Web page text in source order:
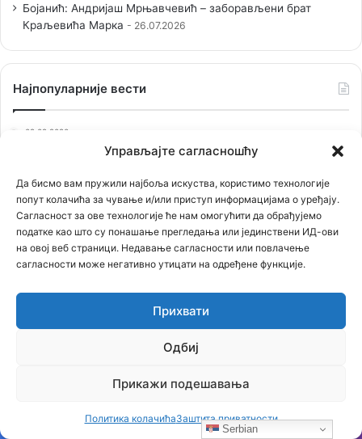
Управљајте сагласношћу
Да бисмо вам пружили најбоља искуства, користимо технологије
попут колачића за чување и/или приступ информацијама о уређају.
Сагласност за ове технологије ће нам омогућити да обрађујемо
податке као што су понашање прегледања или јединствени ИД-ови
на овој веб страници. Недавање сагласности или повлачење
сагласности може негативно утицати на одређене функције.
Прихвати
Одбиј
Прикажи подешавања
Политика колачићаЗаштита приватности
Бојанић: Андријаш Мрњавчевић – заборављени брат
Краљевића Марка
26.07.2026
Наjпопуларније вести
02.02.2020
Овако је било вечерас у Црној Гори која је оборила
23.02.2021
Застрашујућа сведочења српског патолога: Ово је
једина истина о броју убијених у Јасеновцу
21.01.2021
СТРИП О KОСОВУ: Док сви други ћуте, ИТАЛИЈАНИ
Књига Владимира Ђорђевића ТИГРОВ СКОК је
свака држава има мафију, али ни једна мафија нема
Јасеновца сахранили на Kалемегдану!Serbian